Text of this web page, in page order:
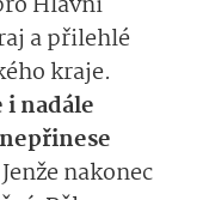
a přilehlé
kraje.
nadále
Jenže nakonec